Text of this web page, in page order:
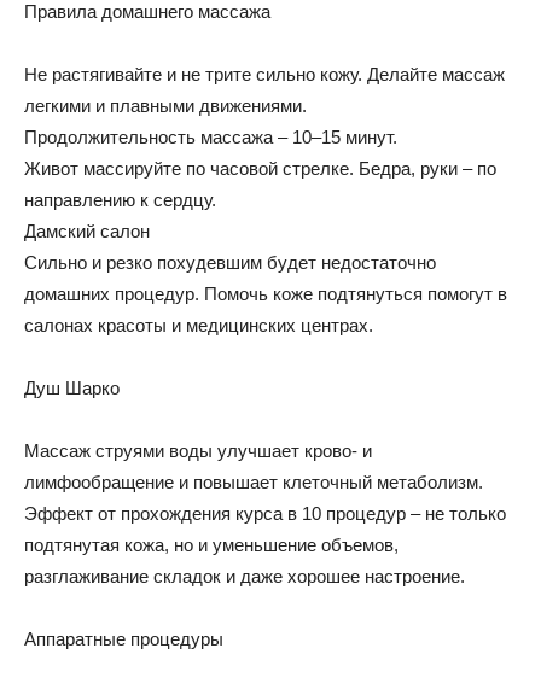
Правила домашнего массажа
Не растягивайте и не трите сильно кожу. Делайте массаж
легкими и плавными движениями.
Продолжительность массажа – 10–15 минут.
Живот массируйте по часовой стрелке. Бедра, руки – по
направлению к сердцу.
Дамский салон
Сильно и резко похудевшим будет недостаточно
домашних процедур. Помочь коже подтянуться помогут в
салонах красоты и медицинских центрах.
Душ Шарко
Массаж струями воды улучшает крово- и
лимфообращение и повышает клеточный метаболизм.
Эффект от прохождения курса в 10 процедур – не только
подтянутая кожа, но и уменьшение объемов,
разглаживание складок и даже хорошее настроение.
Аппаратные процедуры